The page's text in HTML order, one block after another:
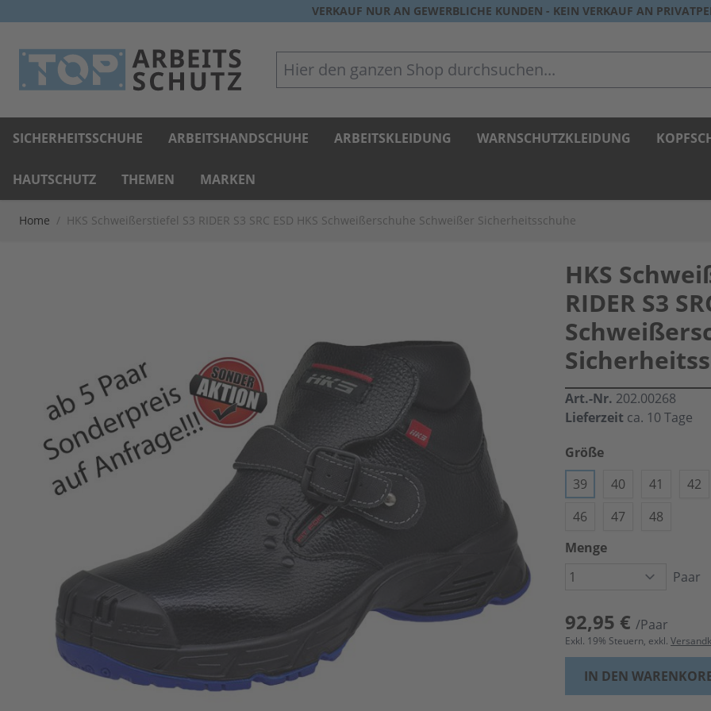
VERKAUF NUR AN GEWERBLICHE KUNDEN - KEIN VERKAUF AN
Hier den ganzen Shop durchsuchen...
SICHERHEITSSCHUHE ARBEITSHANDSCHUHE ARBEITSKLEIDUNG WARNSCHUTZKLEIDUNG
HAUTSCHUTZ THEMEN MARKEN
Home / HKS Schweißerstiefel S3 RIDER S3 SRC ESD HKS Schweißerschuhe Schweißer Sicherheitsschuhe
HKS
RIDER S3
Art.-Nr. 202.00268
Lieferzeit ca. 10 Tage
Größe
39
40 41 42
46
47
48
Menge
Paar
92,95 € /Paar
Exkl. 19% Steuern, exkl.
IN DEN